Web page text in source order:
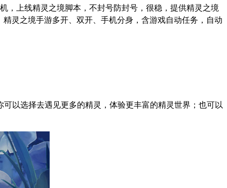
，上线精灵之境脚本，不封号防封号，很稳，提供精灵之境
灵之境手游多开、双开、手机分身，含游戏自动任务，自动
以选择去遇见更多的精灵，体验更丰富的精灵世界；也可以